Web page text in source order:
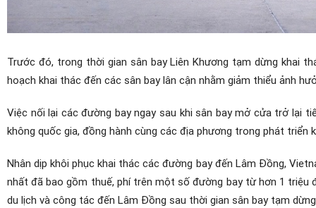
Trước đó, trong thời gian sân bay Liên Khương tạm dừng khai
hoạch khai thác đến các sân bay lân cận nhằm giảm thiểu ảnh
Việc nối lại các đường bay ngay sau khi sân bay mở cửa trở lại
không quốc gia, đồng hành cùng các địa phương trong phát triển
Nhân dịp khôi phục khai thác các đường bay đến Lâm Đồng,
nhất đã bao gồm thuế, phí trên một số đường bay từ hơn 1 triệu
du lịch và công tác đến Lâm Đồng sau thời gian sân bay tạm